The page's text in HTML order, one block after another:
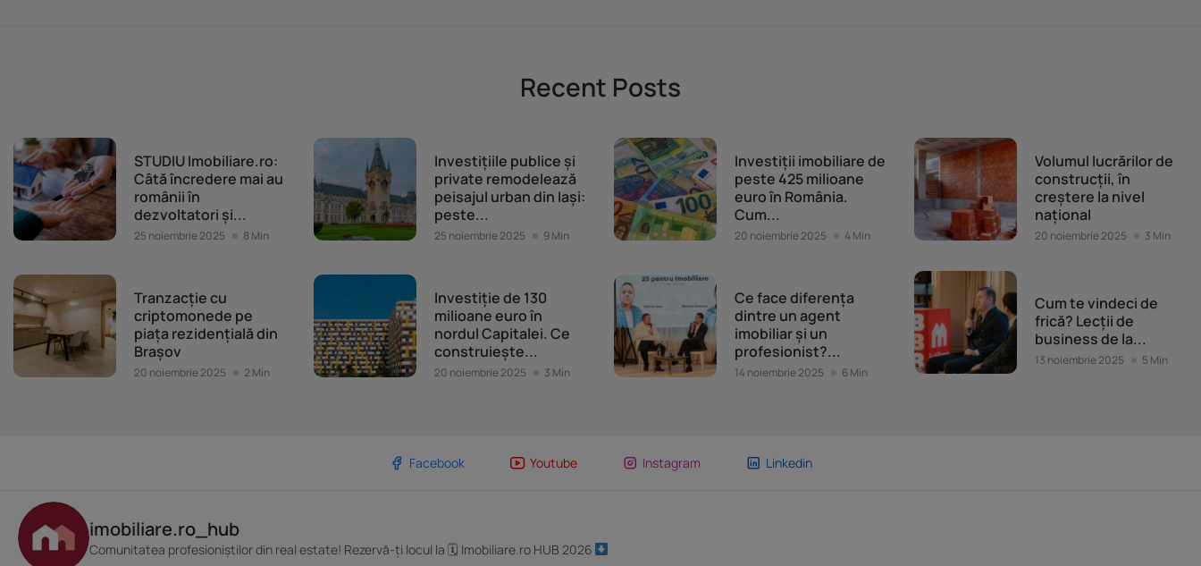
Recent Posts
STUDIU Imobiliare.ro:
Câtă încredere mai au
românii în
dezvoltatori și...
25 noiembrie 2025 8 Min
Investițiile publice și
private remodelează
peisajul urban din Iași:
peste...
25 noiembrie 2025 9 Min
Investiții imobiliare de
peste 425 milioane
euro în România.
Cum...
20 noiembrie 2025 4 Min
Volumul lucrărilor de
construcții, în
creștere la nivel
național
20 noiembrie 2025 3 Min
Tranzacție cu
criptomonede pe
piața rezidențială din
Brașov
20 noiembrie 2025 2 Min
Investiție de 130
milioane euro în
nordul Capitalei. Ce
construiește...
20 noiembrie 2025 3 Min
Ce face diferența
dintre un agent
imobiliar și un
profesionist?...
14 noiembrie 2025 6 Min
Cum te vindeci de
frică? Lecții de
business de la...
13 noiembrie 2025 5 Min
Facebook Youtube Instagram Linkedin
imobiliare.ro_hub
Comunitatea profesioniștilor din real estate! Rezervă-ți locul la 🗓 Imobiliare.ro HUB 2026